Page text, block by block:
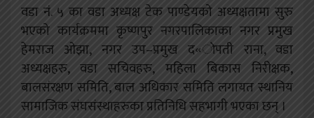
वडा नं. ५ का वडा अध्यक्ष टेक पाण्डेयको अध्यक्षतामा सुरु
भएको कार्यक्रममा कृष्णपुर नगरपालिकाका नगर प्रमुख
हेमराज ओझा, नगर उप–प्रमुख द«ोपती राना, वडा
अध्यक्षहरु, वडा सचिवहरु, महिला बिकास निरीक्षक,
बालसंरक्षण समिति, बाल अधिकार समिति लगायत स्थानिय
सामाजिक संघसंस्थाहरुका प्रतिनिधि सहभागी भएका छन् ।